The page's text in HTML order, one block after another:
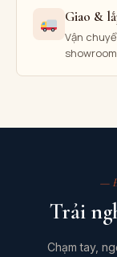
Giao &
Vận
—
Trải
Chạm tay,